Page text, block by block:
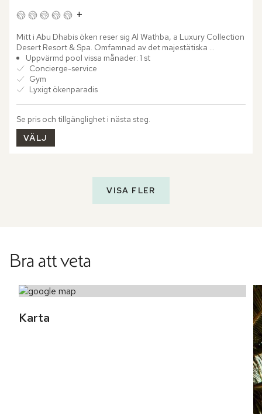
+
Mitt i Abu Dhabis öken reser sig Al Wathba, a Luxury Collection
Desert Resort & Spa. Omfamnad av det majestätiska
ökenlandskapet erbjuds en kombination av lyx och lugn. Låt
den...
Uppvärmd pool vissa månader: 1 st
Concierge-service
Gym
Lyxigt ökenparadis
Se pris och tillgänglighet i nästa steg.
VÄLJ
VISA FLER
Bra att veta